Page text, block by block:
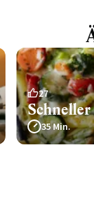
27
35 Min.